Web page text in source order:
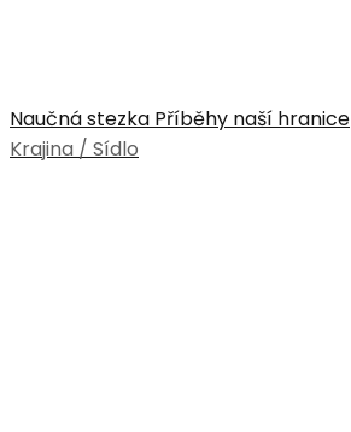
Naučná stezka Příběhy naší hranice
Krajina / Sídlo